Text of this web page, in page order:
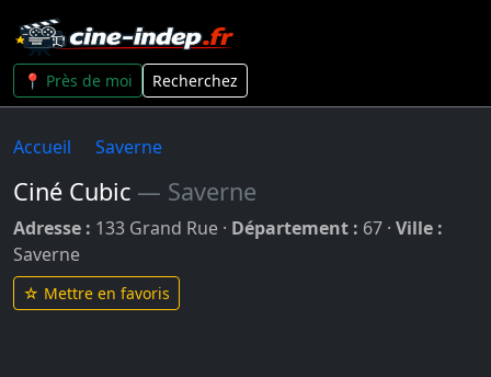
📍 Près de moi Recherchez
Accueil Saverne
Ciné Cubic — Saverne
Adresse : 133 Grand Rue · Département : 67 · Ville :
Saverne
☆ Mettre en favoris